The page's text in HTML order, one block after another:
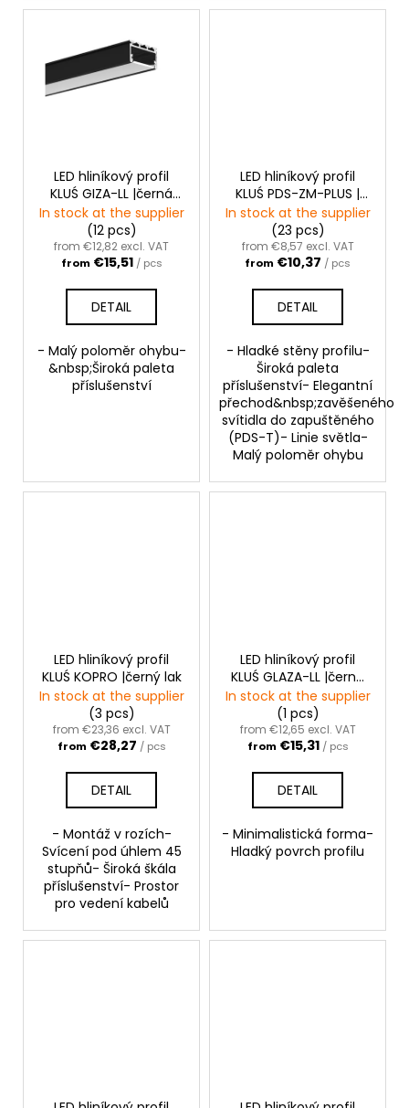
LED hliníkový profil
KLUŚ GIZA-LL |černá
anoda
In stock at the supplier
(12 pcs)
from €12,82 excl. VAT
from €15,51 / pcs
DETAIL
- Malý poloměr ohybu-
&nbsp;Široká paleta
příslušenství
LED hliníkový profil
KLUŚ PDS-ZM-PLUS |
černá anoda
In stock at the supplier
(23 pcs)
from €8,57 excl. VAT
from €10,37 / pcs
DETAIL
- Hladké stěny profilu-
Široká paleta
příslušenství- Elegantní
přechod&nbsp;zavěšeného
svítidla do zapuštěného
(PDS-T)- Linie světla-
Malý poloměr ohybu
LED hliníkový profil
KLUŚ KOPRO |černý lak
In stock at the supplier
(3 pcs)
from €23,36 excl. VAT
from €28,27 / pcs
DETAIL
- Montáž v rozích-
Svícení pod úhlem 45
stupňů- Široká škála
příslušenství- Prostor
pro vedení kabelů
LED hliníkový profil
KLUŚ GLAZA-LL |černá
anoda
In stock at the supplier
(1 pcs)
from €12,65 excl. VAT
from €15,31 / pcs
DETAIL
- Minimalistická forma-
Hladký povrch profilu